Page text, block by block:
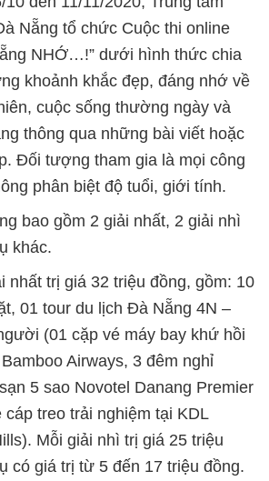
Nẵng tổ chức Cuộc thi online
NHỚ…!” dưới hình thức chia
khoảnh khắc đẹp, đáng nhớ về
cuộc sống thường ngày và
thông qua những bài viết hoặc
Đối tượng tham gia là mọi công
phân biệt độ tuổi, giới tính.
bao gồm 2 giải nhất, 2 giải nhì
khác.
nhất trị giá 32 triệu đồng, gồm: 10
01 tour du lịch Đà Nẵng 4N –
(01 cặp vé máy bay khứ hồi
Airways, 3 đêm nghỉ
5 sao Novotel Danang Premier
cáp treo trải nghiệm tại KDL
Mỗi giải nhì trị giá 25 triệu
có giá trị từ 5 đến 17 triệu đồng.